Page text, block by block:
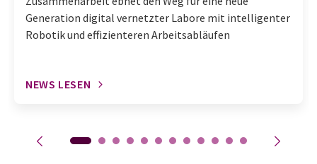
Generation digital vernetzter Labore mit intelligenter
Robotik und effizienteren Arbeitsabläufen
NEWS LESEN